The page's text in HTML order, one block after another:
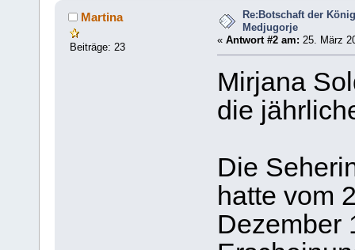
Martina
Beiträge: 23
Re:Botschaft der
Medjugorje
« Antwort #2 am: 25. März
Mirjana
die
Die
hatte vom
Dezember